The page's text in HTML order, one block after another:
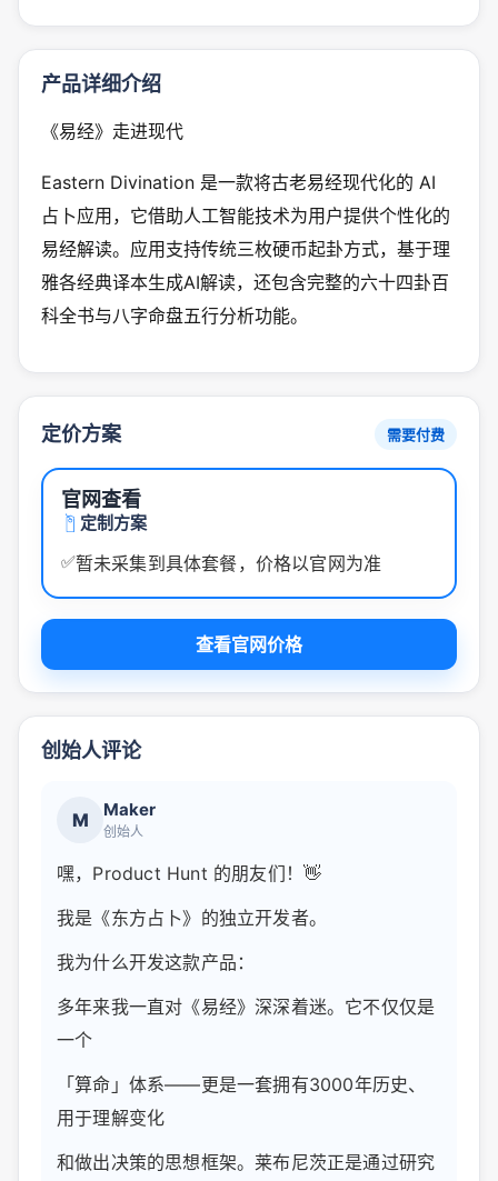
产品详细介绍
《易经》走进现代
Eastern Divination 是一款将古老易经现代化的 AI
占卜应用，它借助人工智能技术为用户提供个性化的
易经解读。应用支持传统三枚硬币起卦方式，基于理
雅各经典译本生成AI解读，还包含完整的六十四卦百
科全书与八字命盘五行分析功能。
定价方案 需要付费
官网查看
定制方案
✅暂未采集到具体套餐，价格以官网为准
查看官网价格
创始人评论
M Maker
创始人
嘿，Product Hunt 的朋友们！👋
我是《东方占卜》的独立开发者。
我为什么开发这款产品：
多年来我一直对《易经》深深着迷。它不仅仅是
一个
「算命」体系——更是一套拥有3000年历史、
用于理解变化
和做出决策的思想框架。莱布尼茨正是通过研究